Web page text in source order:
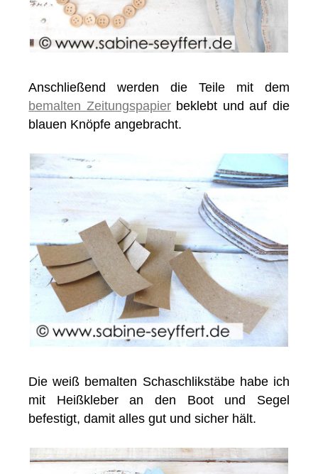
Anschließend werden die Teile mit dem
bemalten Zeitungspapierbeklebt und auf die
blauen Knöpfe angebracht.
Die weiß bemalten Schaschlikstäbe habe ich
mit Heißkleber an den Boot und Segel
befestigt, damit alles gut und sicher hält.